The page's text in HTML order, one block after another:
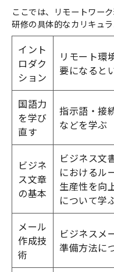
ここでは、リモートワー
研修の具体的なカリキュ
イント
ロダク
ション
リモート環
要になると
国語力
を学び
直す
指示語・接
などを学ぶ
ビジネ
ス文章
の基本
ビジネス文
におけるル
生産性を向
について学
メール
作成技
術
ビジネスメ
準備方法に